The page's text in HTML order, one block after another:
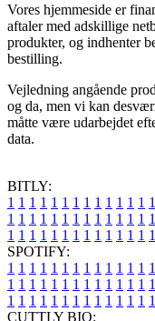
Vores hjemmeside er
aftaler med adskillige
produkter, og indhenter
bestilling.
Vejledning angående
og da, men vi kan
måtte være udarbejdet
data.
BITLY:
1 1 1 1 1 1 1 1 1 1 1 1 1 1
1 1 1 1 1 1 1 1 1 1 1 1 1 1
1 1 1 1 1 1 1 1 1 1 1 1 1 1
SPOTIFY:
1 1 1 1 1 1 1 1 1 1 1 1 1 1
1 1 1 1 1 1 1 1 1 1 1 1 1 1
1 1 1 1 1 1 1 1 1 1 1 1 1 1
CUTTLY BIO: